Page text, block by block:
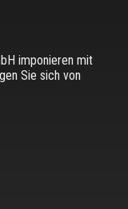
imponieren mit
Sie sich von